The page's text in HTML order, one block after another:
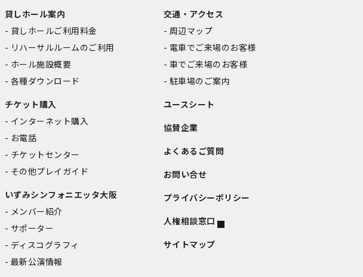
貸しホール案内
貸しホールご利用料金
リハーサルルームのご利用
ホール施設概要
各種ダウンロード
チケット購入
インターネット購入
お電話
チケットセンター
その他プレイガイド
いずみシンフォニエッタ大阪
メンバー紹介
サポーター
ディスコグラフィ
最新公演情報
交通・アクセス
周辺マップ
電車でご来場のお客様
車でご来場のお客様
駐車場のご案内
ユースシート
協賛企業
よくあるご質問
お問い合せ
プライバシーポリシー
人権相談窓口
サイトマップ